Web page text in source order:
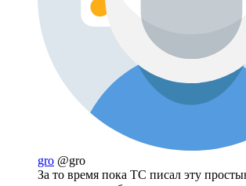
gro @gro
За то время пока ТС писал эту